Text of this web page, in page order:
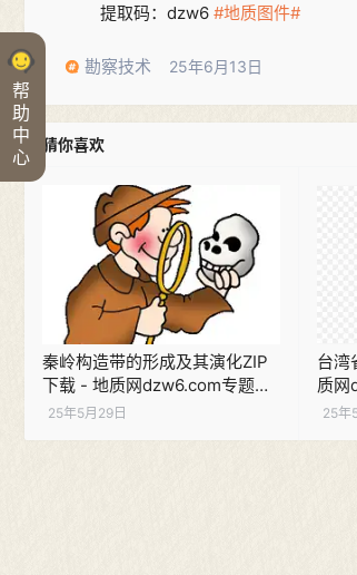
帮
助
中
心
提取码：dzw6 #地质图件#
勘察技术 25年6月13日
猜你喜欢
秦岭构造带的形成及其演化ZIP
下载 - 地质网dzw6.com专题研
究
25年5月29日
台湾
质网
25年